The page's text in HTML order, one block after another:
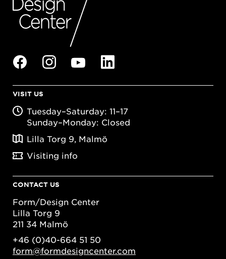
VISIT US
Tuesday–Saturday: 11–17
Sunday–Monday: Closed
Lilla Torg 9, Malmö
Visiting info
CONTACT US
Form/Design Center
Lilla Torg 9
211 34 Malmö
+46 (0)40-664 51 50
form@formdesigncenter.com